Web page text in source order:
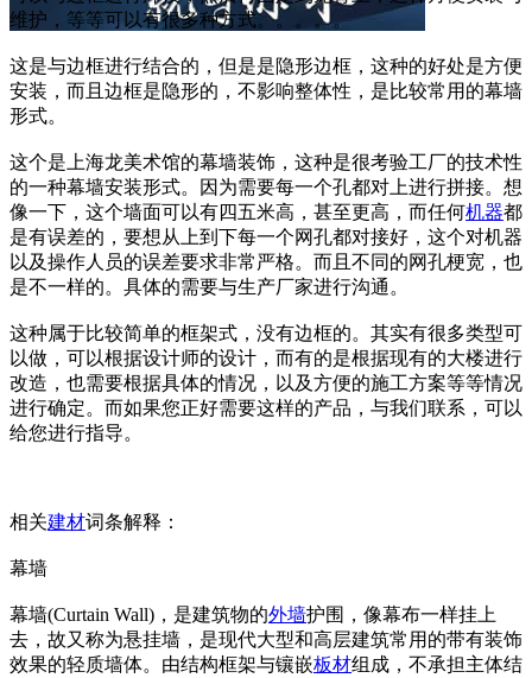
维护，等等可以有很多种方式。。。。。
这是与边框进行结合的，但是是隐形边框，这种的好处是方便
安装，而且边框是隐形的，不影响整体性，是比较常用的幕墙
形式。
这个是上海龙美术馆的幕墙装饰，这种是很考验工厂的技术性
的一种幕墙安装形式。因为需要每一个孔都对上进行拼接。想
像一下，这个墙面可以有四五米高，甚至更高，而任何机器都
是有误差的，要想从上到下每一个网孔都对接好，这个对机器
以及操作人员的误差要求非常严格。而且不同的网孔梗宽，也
是不一样的。具体的需要与生产厂家进行沟通。
这种属于比较简单的框架式，没有边框的。其实有很多类型可
以做，可以根据设计师的设计，而有的是根据现有的大楼进行
改造，也需要根据具体的情况，以及方便的施工方案等等情况
进行确定。而如果您正好需要这样的产品，与我们联系，可以
给您进行指导。
相关建材词条解释：
幕墙
幕墙(Curtain Wall)，是建筑物的外墙护围，像幕布一样挂上
去，故又称为悬挂墙，是现代大型和高层建筑常用的带有装饰
效果的轻质墙体。由结构框架与镶嵌板材组成，不承担主体结